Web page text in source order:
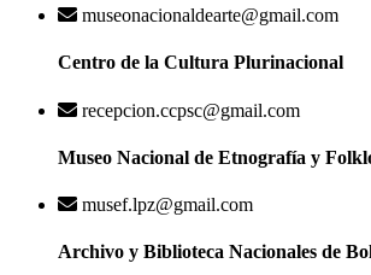
museonacionaldearte@gmail.com
Centro de la Cultura Plurinacional
recepcion.ccpsc@gmail.com
Museo Nacional de Etnografía y
musef.lpz@gmail.com
Archivo y Biblioteca Nacionales de